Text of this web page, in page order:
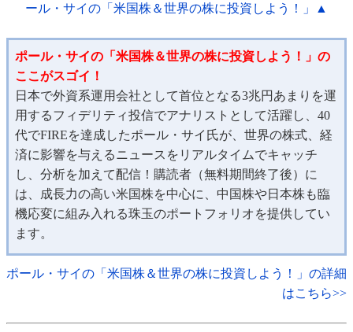
ール・サイの「米国株＆世界の株に投資しよう！」▲
ポール・サイの「米国株＆世界の株に投資しよう！」の
ここがスゴイ！
日本で外資系運用会社として首位となる3兆円あまりを運
用するフィデリティ投信でアナリストとして活躍し、40
代でFIREを達成したポール・サイ氏が、世界の株式、経
済に影響を与えるニュースをリアルタイムでキャッチ
し、分析を加えて配信！購読者（無料期間終了後）に
は、成長力の高い米国株を中心に、中国株や日本株も臨
機応変に組み入れる珠玉のポートフォリオを提供してい
ます。
ポール・サイの「米国株＆世界の株に投資しよう！」の詳細
はこちら>>